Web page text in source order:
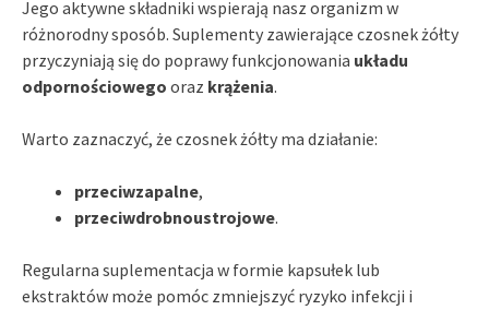
Jego aktywne składniki wspierają nasz organizm w
różnorodny sposób. Suplementy zawierające czosnek żółty
przyczyniają się do poprawy funkcjonowania układu
odpornościowego oraz krążenia.
Warto zaznaczyć, że czosnek żółty ma działanie:
przeciwzapalne,
przeciwdrobnoustrojowe.
Regularna suplementacja w formie kapsułek lub
ekstraktów może pomóc zmniejszyć ryzyko infekcji i